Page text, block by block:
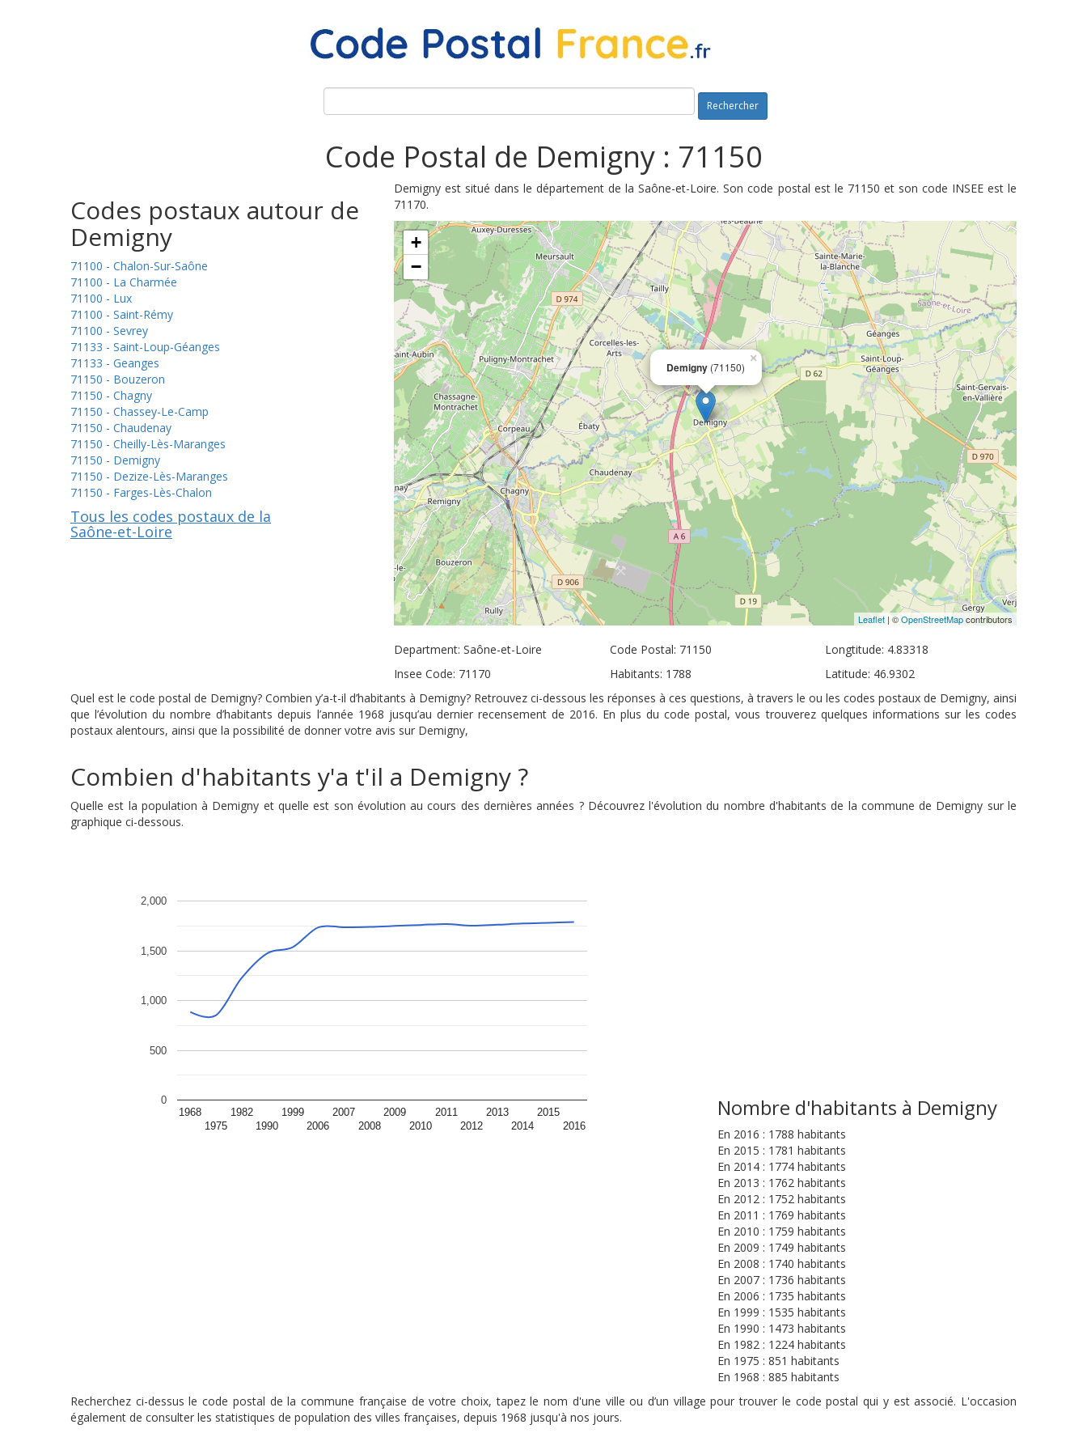
Rechercher
Code Postal de Demigny : 71150
Codes postaux autour de
Demigny
71100 - Chalon-Sur-Saône
71100 - La Charmée
71100 - Lux
71100 - Saint-Rémy
71100 - Sevrey
71133 - Saint-Loup-Géanges
71133 - Geanges
71150 - Bouzeron
71150 - Chagny
71150 - Chassey-Le-Camp
71150 - Chaudenay
71150 - Cheilly-Lès-Maranges
71150 - Demigny
71150 - Dezize-Lès-Maranges
71150 - Farges-Lès-Chalon
Tous les codes postaux de la
Saône-et-Loire
Demigny est situé dans le département de la Saône-et-Loire. Son code postal est le 71150 et son code INSEE est le
71170.
Demigny (71150)
×
+
−
Leaflet | ©OpenStreetMapcontributors
Department: Saône-et-Loire
Insee Code: 71170
Code Postal: 71150
Habitants: 1788
Longtitude: 4.83318
Latitude: 46.9302
Quel est le code postal de Demigny? Combien y’a-t-il d’habitants à Demigny? Retrouvez ci-dessous les réponses à ces questions, à travers le ou les codes postaux de Demigny, ainsi
que l’évolution du nombre d’habitants depuis l’année 1968 jusqu’au dernier recensement de 2016. En plus du code postal, vous trouverez quelques informations sur les codes
postaux alentours, ainsi que la possibilité de donner votre avis sur Demigny,
Combien d'habitants y'a t'il a Demigny ?
Quelle est la population à Demigny et quelle est son évolution au cours des dernières années ? Découvrez l'évolution du nombre d'habitants de la commune de Demigny sur le
graphique ci-dessous.
1968
1975
1982
1990
1999
2006
2007
2008
2009
2010
2011
2012
2013
2014
2015
2016
0
500
1,000
1,500
2,000
Nombre d'habitants à Demigny
En 2016 : 1788 habitants
En 2015 : 1781 habitants
En 2014 : 1774 habitants
En 2013 : 1762 habitants
En 2012 : 1752 habitants
En 2011 : 1769 habitants
En 2010 : 1759 habitants
En 2009 : 1749 habitants
En 2008 : 1740 habitants
En 2007 : 1736 habitants
En 2006 : 1735 habitants
En 1999 : 1535 habitants
En 1990 : 1473 habitants
En 1982 : 1224 habitants
En 1975 : 851 habitants
En 1968 : 885 habitants
Recherchez ci-dessus le code postal de la commune française de votre choix, tapez le nom d'une ville ou d’un village pour trouver le code postal qui y est associé. L'occasion
également de consulter les statistiques de population des villes françaises, depuis 1968 jusqu'à nos jours.